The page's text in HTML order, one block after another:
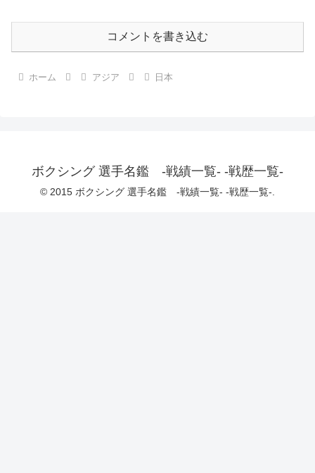
コメントを書き込む
ホーム アジア 日本
ボクシング 選手名鑑 -戦績一覧- -戦歴一覧-
© 2015 ボクシング 選手名鑑 -戦績一覧- -戦歴一覧-.